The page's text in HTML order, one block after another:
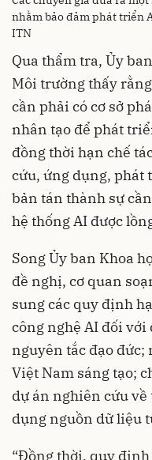
nhằm bảo đảm phát triển
ITN
Qua thẩm tra, Ủy
Môi trường thấy
cần phải có cơ sở
nhân tạo để phát
đồng thời hạn chế
cứu, ứng dụng, phát
bản tán thành sự
hệ thống AI được
Song Ủy ban Khoa
đề nghị, cơ quan
sung các quy định
công nghệ AI đối
nguyên tắc đạo
Việt Nam sáng tạo;
dự án nghiên cứu
dụng nguồn dữ liệu
“Đồng thời, quy